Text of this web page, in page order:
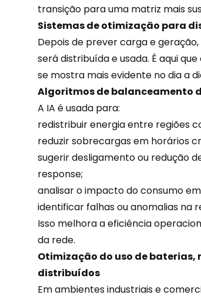
transição para uma matriz mais
Sistemas de otimização para
Depois de prever carga e
será distribuída e usada. É aqui
se mostra mais evidente no dia a
Algoritmos de balanceamento
A IA é usada para:
redistribuir energia entre regiões
reduzir sobrecargas em horários
sugerir desligamento ou redução
response;
analisar o impacto do consumo
identificar falhas ou anomalias na
Isso melhora a eficiência
da rede.
Otimização do uso de baterias,
distribuídos
Em ambientes industriais e